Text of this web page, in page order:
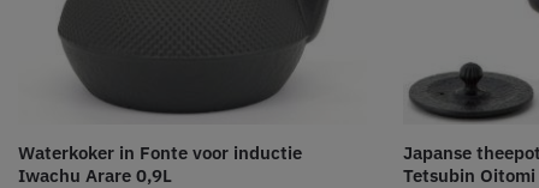
Waterkoker in Fonte voor inductie
Iwachu Arare 0,9L
Japanse
Tetsubin